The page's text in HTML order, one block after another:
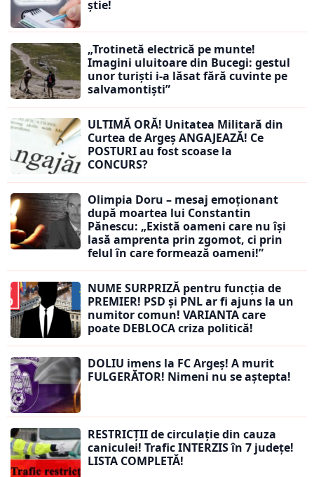
știe!
„Trotinetă electrică pe munte!
Imagini uluitoare din Bucegi: gestul
unor turiști i-a lăsat fără cuvinte pe
salvamontiști”
ULTIMĂ ORĂ! Unitatea Militară din
Curtea de Argeș ANGAJEAZĂ! Ce
POSTURI au fost scoase la
CONCURS?
Olimpia Doru – mesaj emoționant
după moartea lui Constantin
Pănescu: „Există oameni care nu își
lasă amprenta prin zgomot, ci prin
felul în care formează oameni!”
NUME SURPRIZĂ pentru funcția de
PREMIER! PSD și PNL ar fi ajuns la un
numitor comun! VARIANTA care
poate DEBLOCA criza politică!
DOLIU imens la FC Argeș! A murit
FULGERĂTOR! Nimeni nu se aștepta!
RESTRICȚII de circulație din cauza
caniculei! Trafic INTERZIS în 7 județe!
LISTA COMPLETĂ!